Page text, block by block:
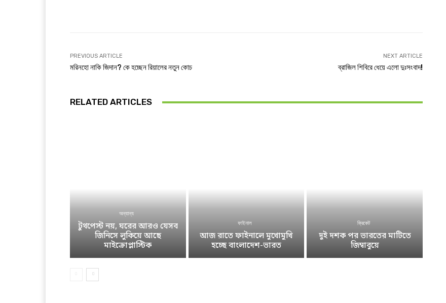
PREVIOUS ARTICLE
মরিনহো নাকি জিদান? কে হচ্ছেন রিয়ালের নতুন কোচ
NEXT ARTICLE
ব্রাজিল শিবিরে ধেয়ে এলো দুঃসংবাদ!
RELATED ARTICLES
অন্যান্য
টুথপেস্ট নয়, ঘরের আরও যেসব
জিনিসে লুকিয়ে আছে
মাইক্রোপ্লাস্টিক
ফাইনাল
আজ রাতে ফাইনালে মুখোমুখি
হচ্ছে বাংলাদেশ-ভারত
ক্রিকেট
দুই দশক পর ভারতের মাটিতে
জিম্বাবুয়ে